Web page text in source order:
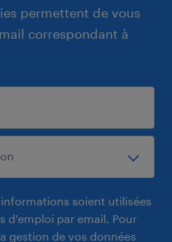
permettent de vous
correspondant à
soient utilisées
d'emploi par email. Pour
gestion de vos données